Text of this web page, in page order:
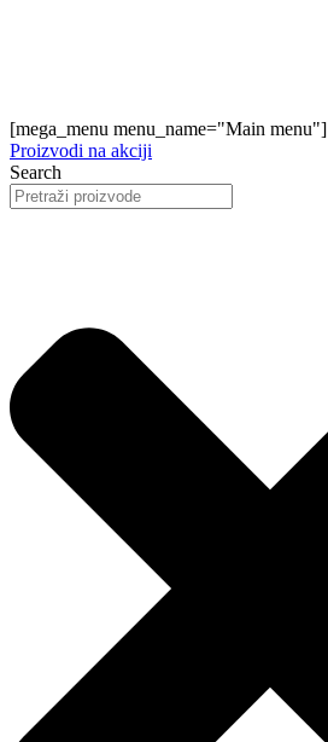
[mega_menu menu_name="Main menu"]
Proizvodi na akciji
Search